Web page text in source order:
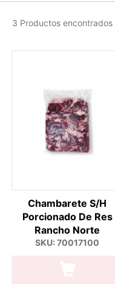
3 Productos encontrados
Chambarete S/H
Porcionado De Res
Rancho Norte
SKU: 70017100